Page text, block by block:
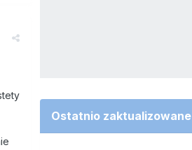
Ostatnio zaktualizowane